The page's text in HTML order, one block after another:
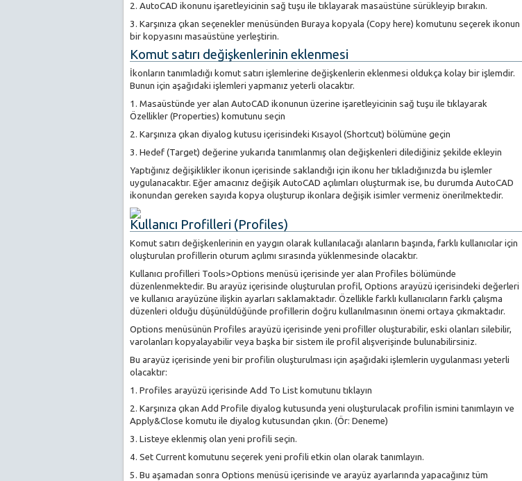
2. AutoCAD ikonunu işaretleyicinin sağ tuşu ile tıklayarak masaüstüne sürükleyip bırakın.
3. Karşınıza çıkan seçenekler menüsünden Buraya kopyala (Copy here) komutunu seçerek ikonun
bir kopyasını masaüstüne yerleştirin.
Komut satırı değişkenlerinin eklenmesi
İkonların tanımladığı komut satırı işlemlerine değişkenlerin eklenmesi oldukça kolay bir işlemdir.
Bunun için aşağıdaki işlemleri yapmanız yeterli olacaktır.
1. Masaüstünde yer alan AutoCAD ikonunun üzerine işaretleyicinin sağ tuşu ile tıklayarak
Özellikler (Properties) komutunu seçin
2. Karşınıza çıkan diyalog kutusu içerisindeki Kısayol (Shortcut) bölümüne geçin
3. Hedef (Target) değerine yukarıda tanımlanmış olan değişkenleri dilediğiniz şekilde ekleyin
Yaptığınız değişiklikler ikonun içerisinde saklandığı için ikonu her tıkladığınızda bu işlemler
uygulanacaktır. Eğer amacınız değişik AutoCAD açılımları oluşturmak ise, bu durumda AutoCAD
ikonundan gereken sayıda kopya oluşturup ikonlara değişik isimler vermeniz önerilmektedir.
Kullanıcı Profilleri (Profiles)
Komut satırı değişkenlerinin en yaygın olarak kullanılacağı alanların başında, farklı kullanıcılar için
oluşturulan profillerin oturum açılımı sırasında yüklenmesinde olacaktır.
Kullanıcı profilleri Tools>Options menüsü içerisinde yer alan Profiles bölümünde
düzenlenmektedir. Bu arayüz içerisinde oluşturulan profil, Options arayüzü içerisindeki değerleri
ve kullanıcı arayüzüne ilişkin ayarları saklamaktadır. Özellikle farklı kullanıcıların farklı çalışma
düzenleri olduğu düşünüldüğünde profillerin doğru kullanılmasının önemi ortaya çıkmaktadır.
Options menüsünün Profiles arayüzü içerisinde yeni profiller oluşturabilir, eski olanları silebilir,
varolanları kopyalayabilir veya başka bir sistem ile profil alışverişinde bulunabilirsiniz.
Bu arayüz içerisinde yeni bir profilin oluşturulması için aşağıdaki işlemlerin uygulanması yeterli
olacaktır:
1. Profiles arayüzü içerisinde Add To List komutunu tıklayın
2. Karşınıza çıkan Add Profile diyalog kutusunda yeni oluşturulacak profilin ismini tanımlayın ve
Apply&Close komutu ile diyalog kutusundan çıkın. (Ör: Deneme)
3. Listeye eklenmiş olan yeni profili seçin.
4. Set Current komutunu seçerek yeni profili etkin olan olarak tanımlayın.
5. Bu aşamadan sonra Options menüsü içerisinde ve arayüz ayarlarında yapacağınız tüm